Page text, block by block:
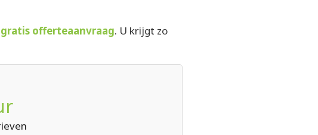
offerteaanvraag. U krijgt zo